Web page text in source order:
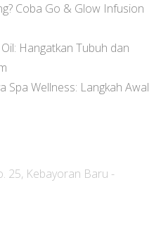
Coba Go & Glow Infusion
Hangatkan Tubuh dan
Spa Wellness: Langkah Awal
25, Kebayoran Baru -